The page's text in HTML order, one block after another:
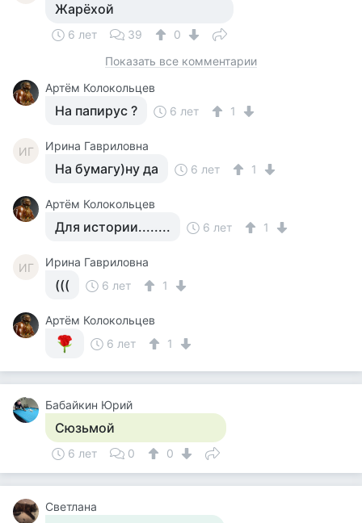
Жарёхой
6 лет 39
0
Показать все комментарии
Артём Колокольцев
На папирус ? 6 лет 1
ИГ Ирина Гавриловна
На бумагу)ну да 6 лет 1
Артём Колокольцев
Для истории........ 6 лет 1
ИГ Ирина Гавриловна
((( 6 лет 1
Артём Колокольцев
6 лет
1
Бабайкин Юрий
Сюзьмой
6 лет 0 0
Светлана